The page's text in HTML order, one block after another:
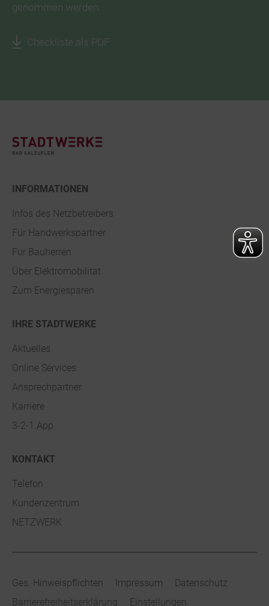
genommen werden.
Checkliste als PDF
INFORMATIONEN
Infos des Netzbetreibers
Für Handwerkspartner
Für Bauherren
Über Elektromobilität
Zum Energiesparen
IHRE STADTWERKE
Aktuelles
Online Services
Ansprechpartner
Karriere
3-2-1.App
KONTAKT
Telefon
Kundenzentrum
NETZWERK
Ges. Hinweispflichten Impressum
Datenschutz
Barrierefreiheitserklärung
Einstellungen